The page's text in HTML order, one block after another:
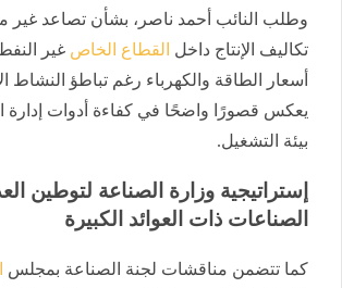
وطلب النائب أحمد ناصر، بشأن تصاعد
تكاليف الإنتاج داخل القطاع الخاص غير
أسعار الطاقة والكهرباء رغم تباطؤ النشاط
يعكس قصورًا واضحًا في كفاءة أدوات
بيئة التشغيل.
إستراتيجية وزارة الصناعة لتوطين
الصناعات ذات العوائد الكبيرة
كما تتضمن مناقشات لجنة الصناعة بمجلس